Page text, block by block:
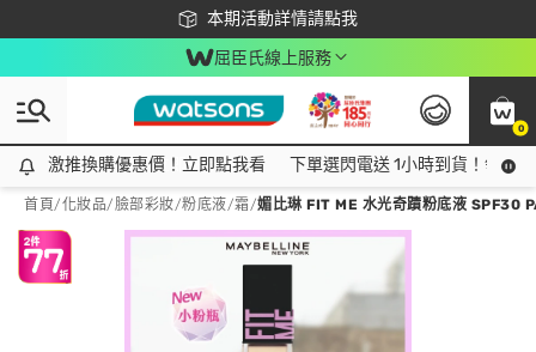
本期活動詳情請點我
下載app最高回饋$350
屈臣氏線上服務
0
激推換購優惠價！立即點我看
激推換購優惠價！立即點我看 下單選閃電送 1小時到貨！領神
首頁/化妝品/臉部彩妝/粉底液/霜/媚比琳 FIT ME 水光奇蹟粉底液 SPF30